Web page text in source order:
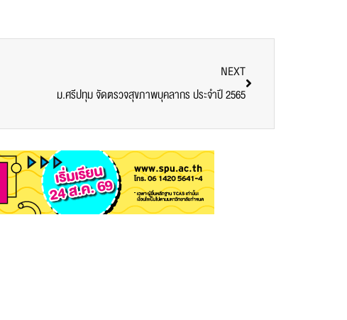
NEXT
ม.ศรีปทุม จัดตรวจสุขภาพบุคลากร ประจำปี 2565